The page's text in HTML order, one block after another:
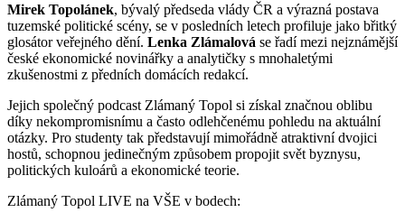
Mirek Topolánek, bývalý předseda vlády ČR a výrazná postava
tuzemské politické scény, se v posledních letech profiluje jako břitký
glosátor veřejného dění. Lenka Zlámalová se řadí mezi nejznámější
české ekonomické novinářky a analytičky s mnohaletými
zkušenostmi z předních domácích redakcí.
Jejich společný podcast Zlámaný Topol si získal značnou oblibu
díky nekompromisnímu a často odlehčenému pohledu na aktuální
otázky. Pro studenty tak představují mimořádně atraktivní dvojici
hostů, schopnou jedinečným způsobem propojit svět byznysu,
politických kuloárů a ekonomické teorie.
Zlámaný Topol LIVE na VŠE v bodech: